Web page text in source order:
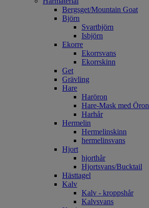
Bergsget/Mountain Goat
Björn
Svartbjörn
Isbjörn
Ekorre
Ekorrsvans
Ekorrskinn
Get
Grävling
Hare
Haröron
Hare-Mask med Öron
Harhår
Hermelin
Hermelinskinn
hermelinsvans
Hjort
hjorthår
Hjortsvans/Bucktail
Hästtagel
Kalv
Kalv - kroppshår
Kalvsvans